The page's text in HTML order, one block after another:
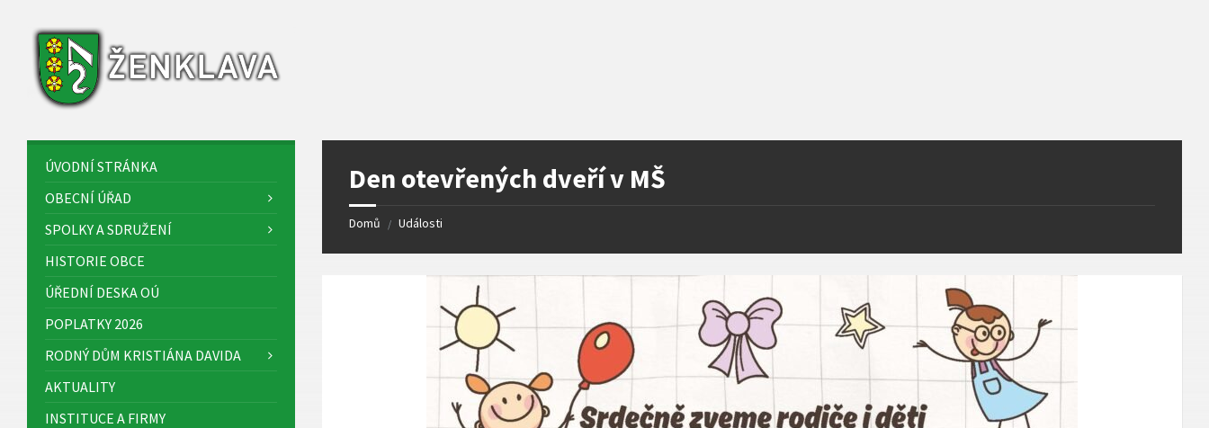
content
sidebar
footer
Den otevřených dveří v MŠ
Domů / Události
ÚVODNÍ STRÁNKA
OBECNÍ ÚŘAD
SPOLKY A SDRUŽENÍ
HISTORIE OBCE
ÚŘEDNÍ DESKA OÚ
POPLATKY 2026
RODNÝ DŮM KRISTIÁNA DAVIDA
AKTUALITY
INSTITUCE A FIRMY